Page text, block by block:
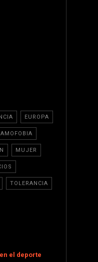
EUROPA
MUJER
TOLERANCIA
el deporte